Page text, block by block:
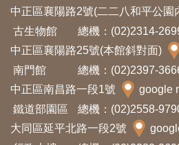
中正區襄陽路2號(二二八和平公園
古生物館
總機：(02)2314-
中正區襄陽路25號(本館斜對面)
南門館
總機：(02)2397-
中正區南昌路一段1號
google
鐵道部園區
總機：(02)2558-
大同區延平北路一段2號